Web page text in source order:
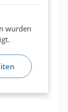
wurden